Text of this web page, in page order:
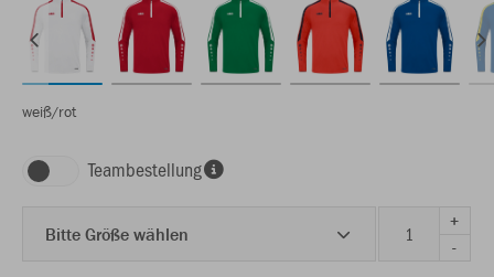
weiß/rot
Teambestellung
Bitte Größe wählen
+
-